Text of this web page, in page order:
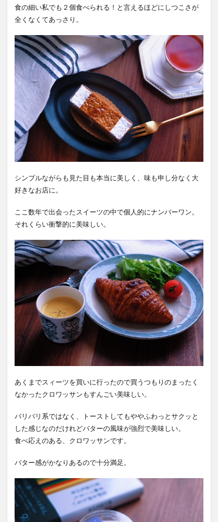
食の細い私でも２個食べられる！と言えるほどにしつこさが
全くなくてあっさり。
シンプルながらも見た目も本当に美しく、味も申し分なく大
好きなお店に。
ここ数年で出会ったスイーツの中で個人的にナンバーワン。
それくらい衝撃的に美味しい。
あくまでスィーツを買いに行ったので買うつもりのまったく
なかったクロワッサンもすんごい美味しい。
バリバリ系ではなく、トーストしてもややふわっとサクッと
した感じなのだけれどバターの風味が強烈で美味しい。
食べ応えのある、クロワッサンです。
バター感がかなりあるので十分満足。